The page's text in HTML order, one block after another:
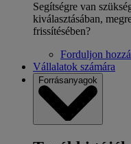
Segítségre van
kiválasztásában,
frissítésében?
Forduljon
Vállalatok számára
Forrásanyagok